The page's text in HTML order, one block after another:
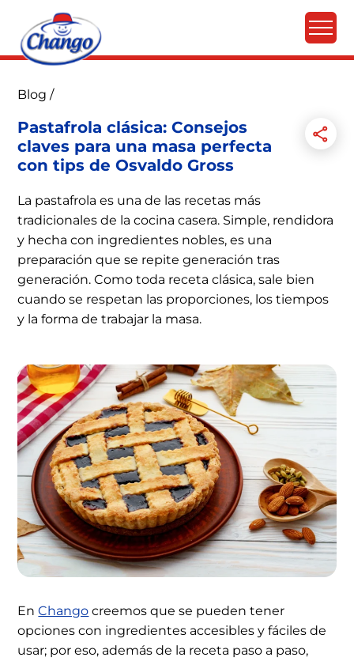
Blog/
Pastafrola clásica: Consejos
claves para una masa perfecta
con tips de Osvaldo Gross
La pastafrola es una de las recetas más
tradicionales de la cocina casera. Simple, rendidora
y hecha con ingredientes nobles, es una
preparación que se repite generación tras
generación. Como toda receta clásica, sale bien
cuando se respetan las proporciones, los tiempos
y la forma de trabajar la masa.
EnChango creemos que se pueden tener
opciones con ingredientes accesibles y fáciles de
usar; por eso, además de la receta paso a paso,